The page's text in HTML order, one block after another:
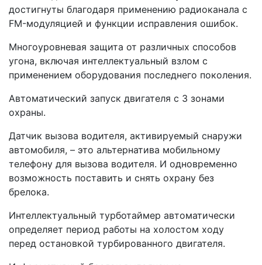
достигнуты благодаря применению радиоканала с
FM-модуляцией и функции исправления ошибок.
Многоуровневая защита от различных способов
угона, включая интеллектуальный взлом с
применением оборудования последнего поколения.
Автоматический запуск двигателя с 3 зонами
охраны.
Датчик вызова водителя, активируемый снаружи
автомобиля, – это альтернатива мобильному
телефону для вызова водителя. И одновременно
возможность поставить и снять охрану без
брелока.
Интеллектуальный турботаймер автоматически
определяет период работы на холостом ходу
перед остановкой турбированного двигателя.